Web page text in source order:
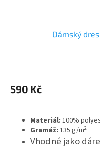
Dámský
produktu
je
hvězdiček.
590 Kč
Materiál: 100%
Gramáž: 135 g/m2
Vhodné jako